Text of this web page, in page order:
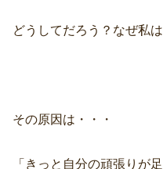
どうしてだろう？なぜ私
その原因は・・・
「きっと自分の頑張りが